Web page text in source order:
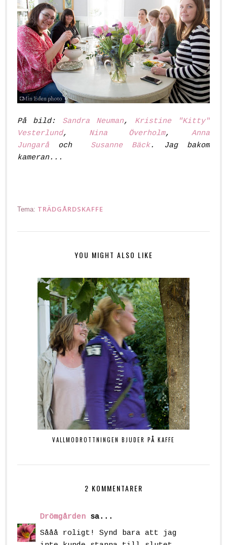
På bild: Sandra Neuman, Kristine "Kitty"
Vesterlund, Nina Överholm,Anna
Jungarå och Susanne Bäck. Jag bakom
kameran...
Tema: TRÄDGÅRDSKAFFE
YOU MIGHT ALSO LIKE
VALLMODROTTNINGEN BJUDER PÅ KAFFE
2 KOMMENTARER
Drömgården sa...
Sååå roligt! Synd bara att jag